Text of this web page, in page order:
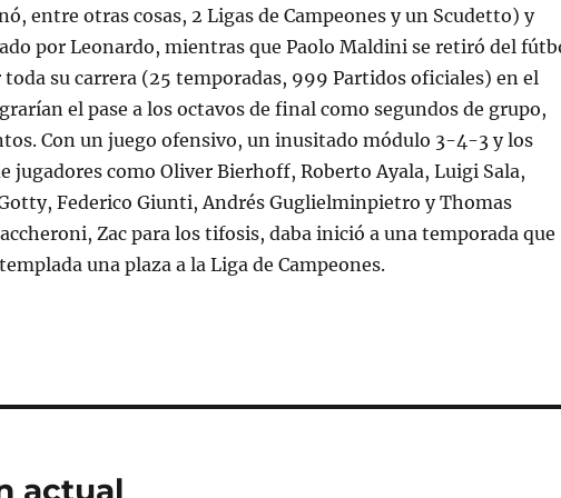
entre otras cosas, 2 Ligas de Campeones y un Scudetto) y
por Leonardo, mientras que Paolo Maldini se retiró del
su carrera (25 temporadas, 999 Partidos oficiales) en el
el pase a los octavos de final como segundos de grupo,
Con un juego ofensivo, un inusitado módulo 3-4-3 y los
jugadores como Oliver Bierhoff, Roberto Ayala, Luigi Sala,
Federico Giunti, Andrés Guglielminpietro y Thomas
Zac para los tifosis, daba inició a una temporada que
una plaza a la Liga de Campeones.
actual